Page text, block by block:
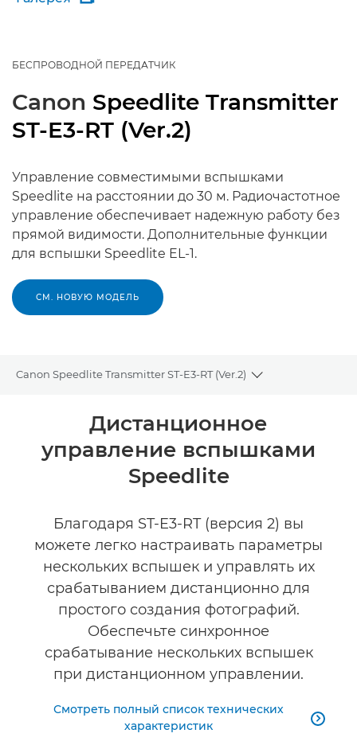
БЕСПРОВОДНОЙ ПЕРЕДАТЧИК
Canon Speedlite Transmitter
ST-E3-RT (Ver.2)
Управление совместимыми вспышками
Speedlite на расстоянии до 30 м. Радиочастотное
управление обеспечивает надежную работу без
прямой видимости. Дополнительные функции
для вспышки Speedlite EL-1.
СМ. НОВУЮ МОДЕЛЬ
Canon Speedlite Transmitter ST-E3-RT (Ver.2)
Toggle
Общая информация
Технические характеристики
Дистанционное
управление вспышками
Speedlite
Благодаря ST-E3-RT (версия 2) вы
можете легко настраивать параметры
нескольких вспышек и управлять их
срабатыванием дистанционно для
простого создания фотографий.
Обеспечьте синхронное
срабатывание нескольких вспышек
при дистанционном управлении.
Смотреть полный список технических
характеристик
